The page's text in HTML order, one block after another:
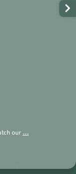
our ...